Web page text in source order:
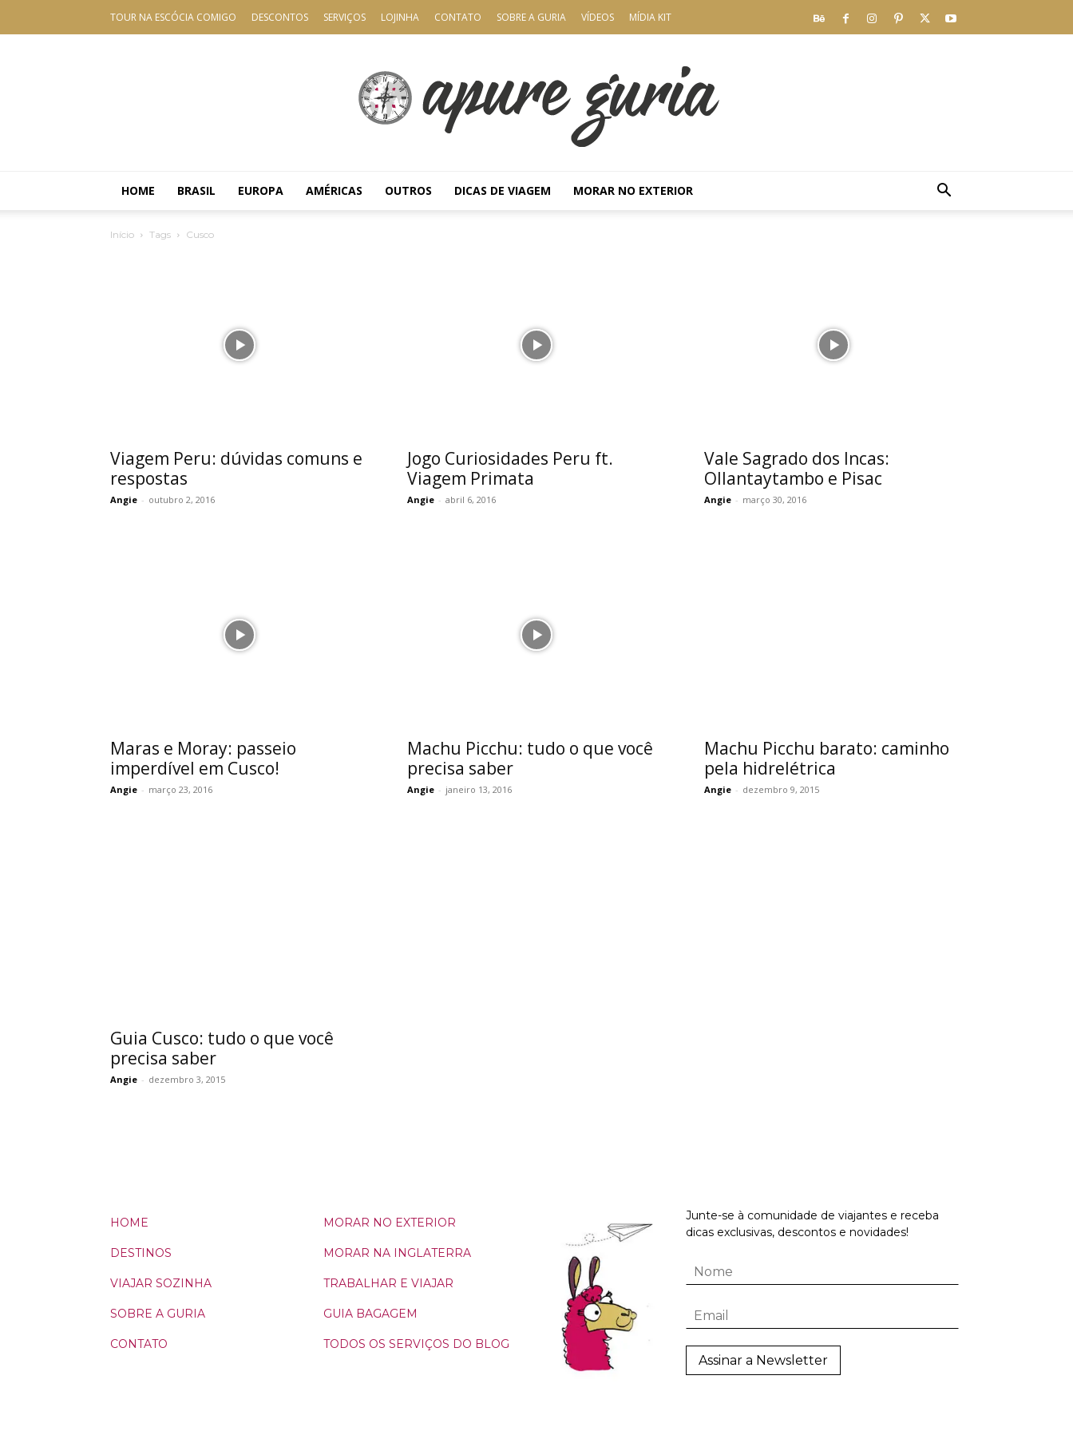
TOUR NA ESCÓCIA COMIGO DESCONTOS SERVIÇOS LOJINHA CONTATO SOBRE A GURIA VÍDEOS MÍDIA KIT
Guria
HOME BRASIL EUROPA AMÉRICAS OUTROS DICAS DE VIAGEM MORAR NO EXTERIOR
Início Tags Cusco
Viagem Peru: dúvidas comuns e
respostas
Angie - outubro 2, 2016
Jogo Curiosidades Peru ft.
Viagem Primata
Angie - abril 6, 2016
Vale Sagrado dos Incas:
Ollantaytambo e Pisac
Angie - março 30, 2016
Maras e Moray: passeio
imperdível em Cusco!
Angie - março 23, 2016
Machu Picchu: tudo o que você
precisa saber
Angie - janeiro 13, 2016
Machu Picchu barato: caminho
pela hidrelétrica
Angie - dezembro 9, 2015
Guia Cusco: tudo o que você
precisa saber
Angie - dezembro 3, 2015
HOME
DESTINOS
VIAJAR SOZINHA
SOBRE A GURIA
CONTATO
MORAR NO EXTERIOR
MORAR NA INGLATERRA
TRABALHAR E VIAJAR
GUIA BAGAGEM
TODOS OS SERVIÇOS DO BLOG
Junte-se à comunidade de viajantes e receba
dicas exclusivas, descontos e novidades!